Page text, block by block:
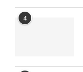
4